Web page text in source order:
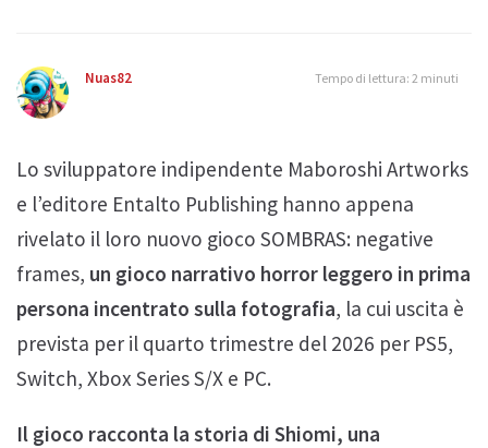
Nuas82 Tempo di lettura: 2 minuti
Lo sviluppatore indipendente Maboroshi Artworks
e l’editore Entalto Publishing hanno appena
rivelato il loro nuovo gioco SOMBRAS: negative
frames, un gioco narrativo horror leggero in prima
persona incentrato sulla fotografia, la cui uscita è
prevista per il quarto trimestre del 2026 per PS5,
Switch, Xbox Series S/X e PC.
Il gioco racconta la storia di Shiomi, una